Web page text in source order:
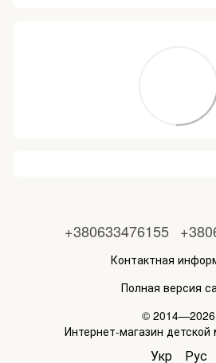
+380633476155
Контактная
Полная версия
© 2014—2026
Интернет-магазин детской
Укр Рус